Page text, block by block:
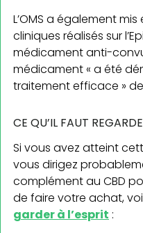
L’OMS a également
cliniques réalisés sur
médicament anti-
médicament « a été
traitement efficace » de
CE QU’IL FAUT
Si vous avez atteint
vous dirigez
complément au CBD
de faire votre achat,
garder à l’esprit :